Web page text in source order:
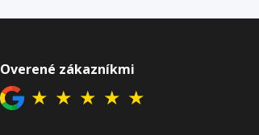
Overené zákazníkmi
★ ★ ★ ★ ★